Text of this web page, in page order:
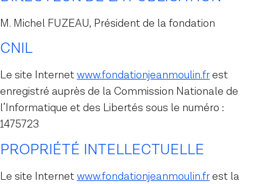
M. Michel FUZEAU, Président de la fondation
CNIL
Le site Internetwww.fondationjeanmoulin.frest
enregistré auprès de la Commission Nationale de
l’Informatique et des Libertés sous le numéro :
1475723
PROPRIÉTÉ INTELLECTUELLE
Le site Internetwww.fondationjeanmoulin.frest la